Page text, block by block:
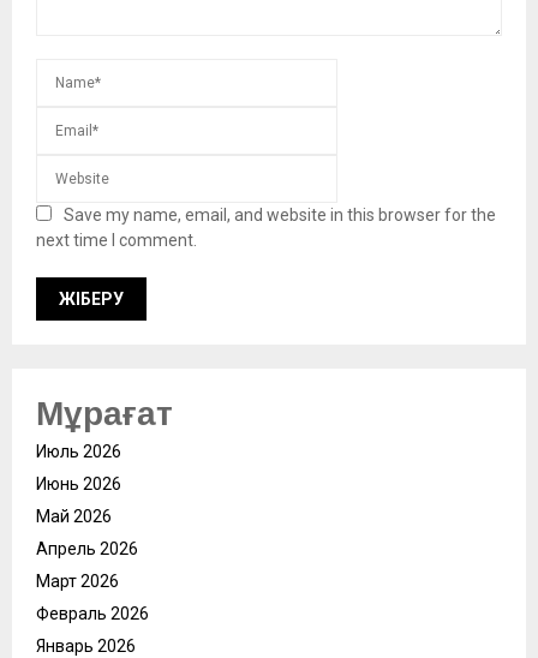
Save my name, email, and website in this browser for the
next time I comment.
Мұрағат
Июль 2026
Июнь 2026
Май 2026
Апрель 2026
Март 2026
Февраль 2026
Январь 2026